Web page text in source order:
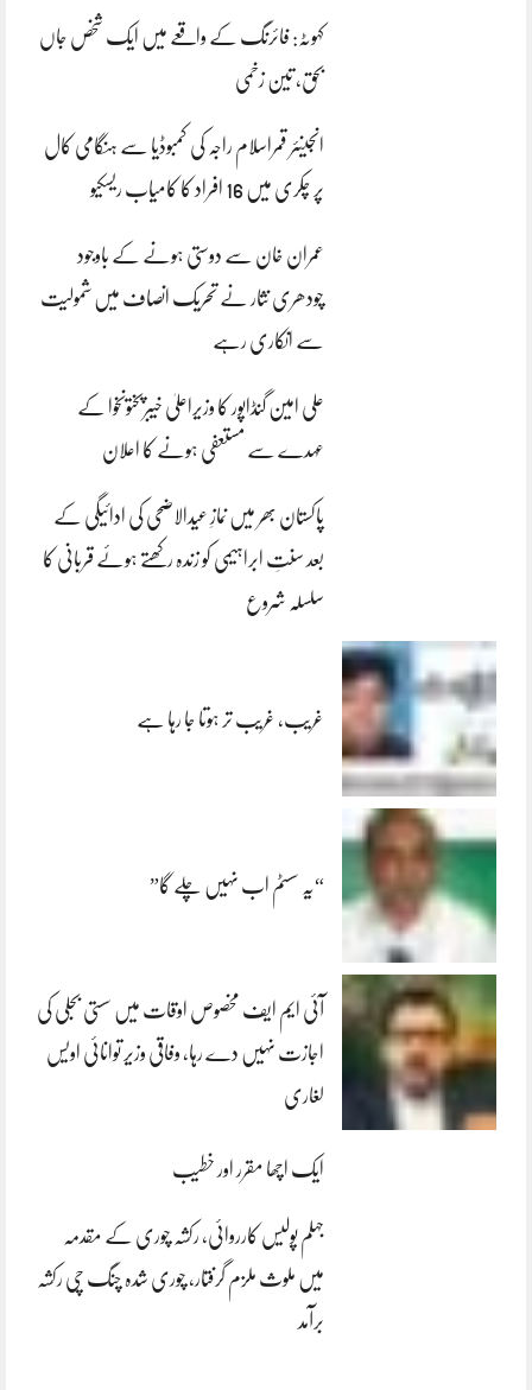
کہوٹہ: فائرنگ کے واقعے میں ایک شخص جاں
بحق، تین زخمی
انجینئر قمراسلام راجہ کی کمبوڈیا سے ہنگامی کال
پر چکری میں 16 افراد کا کامیاب ریسکیو
عمران خان سے دوستی ہونے کے باوجود
چودھری نثار نے تحریک انصاف میں شمولیت
سے انکاری رہے
علی امین گنڈاپور کا وزیراعلیٰ خیبرپختونخوا کے
عہدے سے مستعفی ہونے کا اعلان
پاکستان بھر میں نمازِ عیدالاضحی کی ادائیگی کے
بعد سنتِ ابراہیمی کو زندہ رکھتے ہوئے قربانی کا
سلسلہ شروع
غریب، غریب تر ہوتا جا رہا ہے
“یہ سسٹم اب نہیں چلے گا”
آئی ایم ایف مخصوص اوقات میں سستی بجلی کی
اجازت نہیں دے رہا، وفاقی وزیر توانائی اویس
لغاری
ایک اچھا مقرر اور خطیب
جہلم پولیس کارروائی، رکشہ چوری کے مقدمہ
میں ملوث ملزم گرفتار، چوری شدہ چنگ چی رکشہ
برآمد